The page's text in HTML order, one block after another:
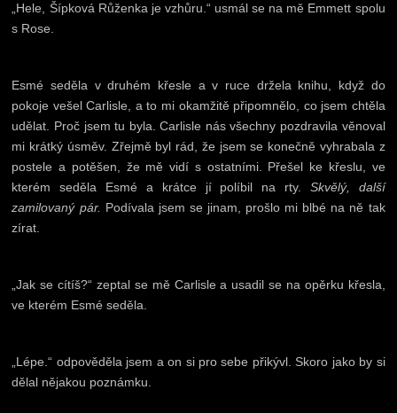
„Hele, Šípková Růženka je vzhůru.“ usmál se na mě Emmett spolu
s Rose.
Esmé seděla v druhém křesle a v ruce držela knihu, když do
pokoje vešel Carlisle, a to mi okamžitě připomnělo, co jsem chtěla
udělat. Proč jsem tu byla. Carlisle nás všechny pozdravila věnoval
mi krátký úsměv. Zřejmě byl rád, že jsem se konečně vyhrabala z
postele a potěšen, že mě vidí s ostatními. Přešel ke křeslu, ve
kterém seděla Esmé a krátce jí políbil na rty. Skvělý, další
zamilovaný pár. Podívala jsem se jinam, prošlo mi blbé na ně tak
zírat.
„Jak se cítíš?“ zeptal se mě Carlisle a usadil se na opěrku křesla,
ve kterém Esmé seděla.
„Lépe.“ odpověděla jsem a on si pro sebe přikývl. Skoro jako by si
dělal nějakou poznámku.